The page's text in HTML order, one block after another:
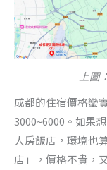
上圖
成都的住宿價格蠻
3000~6000。如果
人房飯店，環境也
店」，價格不貴，